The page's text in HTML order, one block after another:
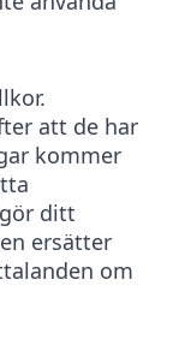
att de har
kommer
ditt
ersätter
om